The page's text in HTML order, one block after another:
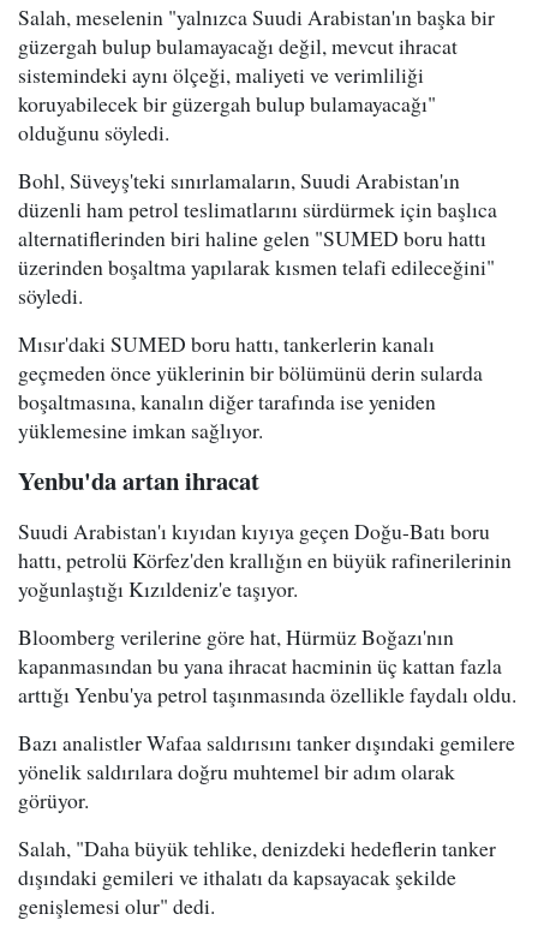
Salah, meselenin "yalnızca Suudi Arabistan'ın başka bir
güzergah bulup bulamayacağı değil, mevcut ihracat
sistemindeki aynı ölçeği, maliyeti ve verimliliği
koruyabilecek bir güzergah bulup bulamayacağı"
olduğunu söyledi.
Bohl, Süveyş'teki sınırlamaların, Suudi Arabistan'ın
düzenli ham petrol teslimatlarını sürdürmek için başlıca
alternatiflerinden biri haline gelen "SUMED boru hattı
üzerinden boşaltma yapılarak kısmen telafi edileceğini"
söyledi.
Mısır'daki SUMED boru hattı, tankerlerin kanalı
geçmeden önce yüklerinin bir bölümünü derin sularda
boşaltmasına, kanalın diğer tarafında ise yeniden
yüklemesine imkan sağlıyor.
Yenbu'da artan ihracat
Suudi Arabistan'ı kıyıdan kıyıya geçen Doğu-Batı boru
hattı, petrolü Körfez'den krallığın en büyük rafinerilerinin
yoğunlaştığı Kızıldeniz'e taşıyor.
Bloomberg verilerine göre hat, Hürmüz Boğazı'nın
kapanmasından bu yana ihracat hacminin üç kattan fazla
arttığı Yenbu'ya petrol taşınmasında özellikle faydalı oldu.
Bazı analistler Wafaa saldırısını tanker dışındaki gemilere
yönelik saldırılara doğru muhtemel bir adım olarak
görüyor.
Salah, "Daha büyük tehlike, denizdeki hedeflerin tanker
dışındaki gemileri ve ithalatı da kapsayacak şekilde
genişlemesi olur" dedi.